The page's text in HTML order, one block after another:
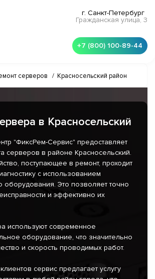
г. Санкт-Петербург
Гражданская улица, 3
+7 (800) 100-89-44
серверов / Красносельский район
в Красносельский
"ФиксРем-Сервис" предоставляет
серверов в районе Красносельский.
поступающее в ремонт, проходит
с использованием
оборудования. Это позволяет точно
и эффективно их
используют современное
оборудование, что значительно
и скорость проводимых работ.
сервис предлагает услугу